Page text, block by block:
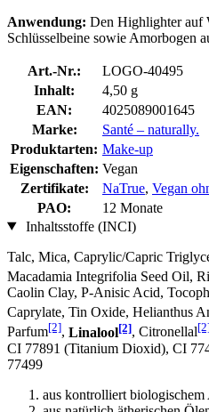
Anwendung: Den Highlighter auf
Schlüsselbeine sowie Amorbogen
Art.-Nr.:
LOGO-40495
Inhalt:
4,50 g
EAN:
4025089001645
Marke:
Santé – naturally.
Produktarten: Make-up
Eigenschaften: Vegan
Zertifikate:
NaTrue, Vegan
PAO:
12 Monate
Inhaltsstoffe (INCI)
Talc, Mica, Caprylic/Capric
Macadamia Integrifolia Seed Oil,
Caolin Clay, P-Anisic Acid,
Caprylate, Tin Oxide, Helianthus
Parfum[2], Linalool[2], Citronellal
CI 77891 (Titanium Dioxid), CI
77499
aus kontrolliert biologischem